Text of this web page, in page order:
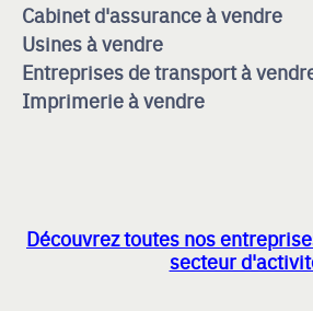
Cabinet d'assurance à vendre
Usines à vendre
Entreprises de transport à
Imprimerie à vendre
Découvrez toutes nos
secteur